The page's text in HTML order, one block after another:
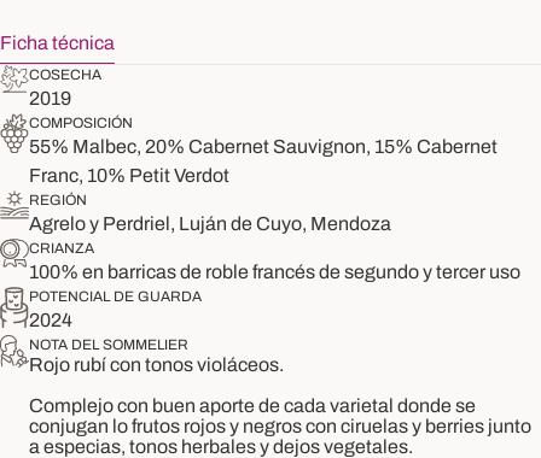
Ficha técnica
COSECHA
2019
COMPOSICIÓN
55% Malbec, 20% Cabernet Sauvignon, 15% Cabernet
Franc, 10% Petit Verdot
REGIÓN
Agrelo y Perdriel, Luján de Cuyo, Mendoza
CRIANZA
100% en barricas de roble francés de segundo y tercer uso
POTENCIAL DE GUARDA
2024
NOTA DEL SOMMELIER
Rojo rubí con tonos violáceos.
Complejo con buen aporte de cada varietal donde se
conjugan lo frutos rojos y negros con ciruelas y berries junto
a especias, tonos herbales y dejos vegetales.